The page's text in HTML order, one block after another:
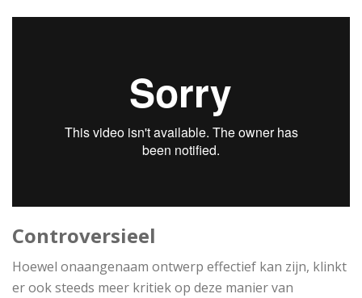
Controversieel
Hoewel onaangenaam ontwerp effectief kan zijn, klinkt
er ook steeds meer kritiek op deze manier van